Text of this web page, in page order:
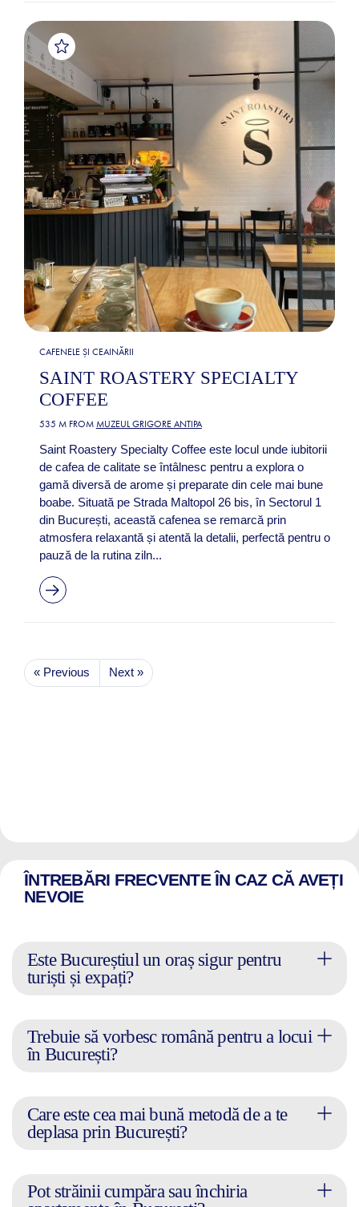
CAFENELE ȘI CEAINĂRII
SAINT ROASTERY SPECIALTY
COFFEE
535 M FROM MUZEUL GRIGORE ANTIPA
Saint Roastery Specialty Coffee este locul unde iubitorii
de cafea de calitate se întâlnesc pentru a explora o
gamă diversă de arome și preparate din cele mai bune
boabe. Situată pe Strada Maltopol 26 bis, în Sectorul 1
din București, această cafenea se remarcă prin
atmosfera relaxantă și atentă la detalii, perfectă pentru o
pauză de la rutina ziln...
« Previous Next »
ÎNTREBĂRI FRECVENTE ÎN CAZ CĂ AVEȚI
NEVOIE
Este Bucureștiul un oraș sigur pentru
turiști și expați?
Trebuie să vorbesc română pentru a locui
în București?
Care este cea mai bună metodă de a te
deplasa prin București?
Pot străinii cumpăra sau închiria